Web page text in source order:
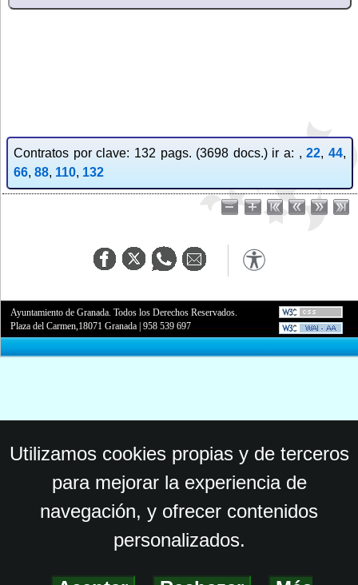
Contratos por clave: 132 pags. (3698 docs.) ir a: ,22,44,
66, 88, 110, 132
Ayuntamiento de Granada. Todos los Derechos Reservados.
Plaza del Carmen,18071 Granada |958 539 697
Utilizamos cookies propias y de terceros
para mejorar la experiencia de
navegación, y ofrecer contenidos
personalizados.